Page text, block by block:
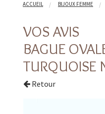
ACCUEIL BIJOUX FEMME
VOS AVIS
BAGUE
TURQUOISE
Retour